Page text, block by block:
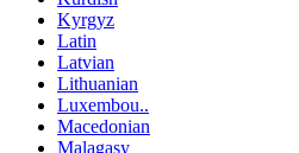
Kyrgyz
Latin
Latvian
Lithuanian
Luxembou..
Macedonian
Malagasy